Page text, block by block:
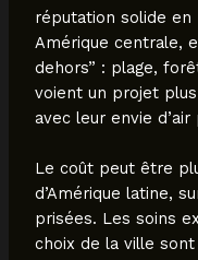
réputation solide
Amérique centrale,
dehors” : plage,
voient un projet
avec leur envie d’air
Le coût peut être
d’Amérique latine,
prisées. Les soins
choix de la ville